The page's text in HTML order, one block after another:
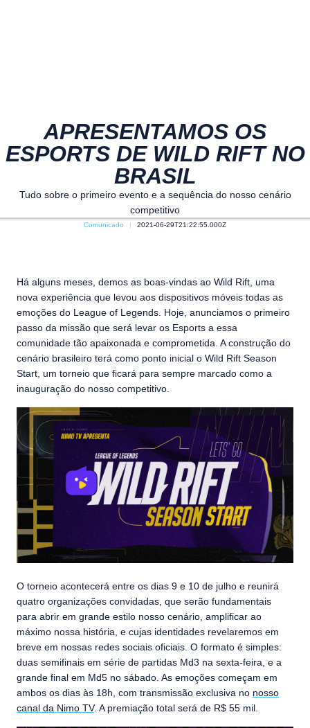
APRESENTAMOS OS
ESPORTS DE WILD RIFT NO
BRASIL
Tudo sobre o primeiro evento e a sequência do nosso cenário
competitivo
Comunicado 2021-06-29T21:22:55.000Z
Há alguns meses, demos as boas-vindas ao Wild Rift, uma
nova experiência que levou aos dispositivos móveis todas as
emoções do League of Legends. Hoje, anunciamos o primeiro
passo da missão que será levar os Esports a essa
comunidade tão apaixonada e comprometida. A construção do
cenário brasileiro terá como ponto inicial o Wild Rift Season
Start, um torneio que ficará para sempre marcado como a
inauguração do nosso competitivo.
O torneio acontecerá entre os dias 9 e 10 de julho e reunirá
quatro organizações convidadas, que serão fundamentais
para abrir em grande estilo nosso cenário, amplificar ao
máximo nossa história, e cujas identidades revelaremos em
breve em nossas redes sociais oficiais. O formato é simples:
duas semifinais em série de partidas Md3 na sexta-feira, e a
grande final em Md5 no sábado. As emoções começam em
ambos os dias às 18h, com transmissão exclusiva no nosso
canal da Nimo TV. A premiação total será de R$ 55 mil.